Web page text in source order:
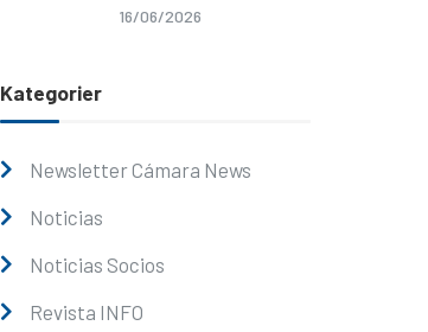
16/06/2026
Kategorier
Newsletter Cámara News
Noticias
Noticias Socios
Revista INFO